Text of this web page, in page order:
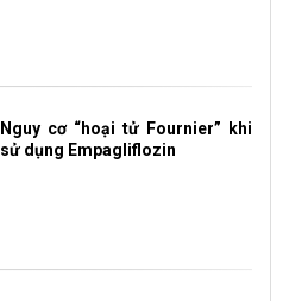
Nguy cơ “hoại tử Fournier” khi
sử dụng Empagliflozin